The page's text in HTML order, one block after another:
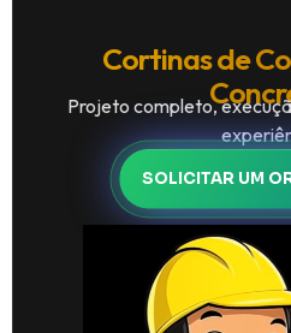
Cortinas de
Projeto completo,
SOLICITAR UM